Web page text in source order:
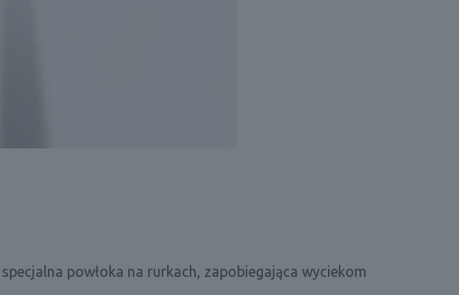
powłoka na rurkach, zapobiegająca wyciekom